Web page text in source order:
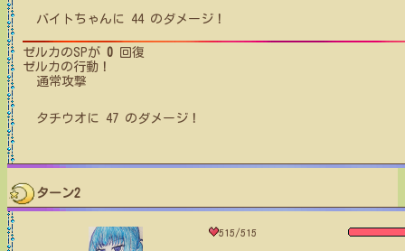
バイトちゃん に 44のダメージ！
ゼルカのSPが 0 回復
ゼルカの行動！
通常攻撃
タチウオ に 47 のダメージ！
ターン2
515/515